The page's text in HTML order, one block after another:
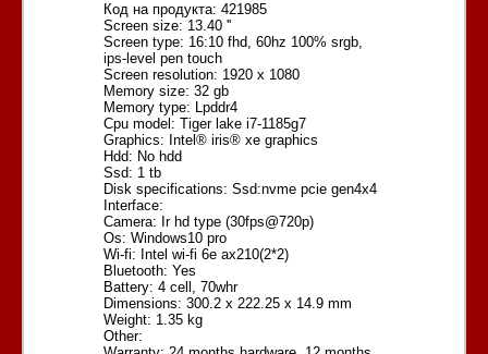
Код на продукта: 421985
Screen size: 13.40 ''
Screen type: 16:10 fhd, 60hz 100% srgb,
ips-level pen touch
Screen resolution: 1920 x 1080
Memory size: 32 gb
Memory type: Lpddr4
Cpu model: Tiger lake i7-1185g7
Graphics: Intel® iris® xe graphics
Hdd: No hdd
Ssd: 1 tb
Disk specifications: Ssd:nvme pcie gen4x4
Interface:
Camera: Ir hd type (30fps@720p)
Os: Windows10 pro
Wi-fi: Intel wi-fi 6e ax210(2*2)
Bluetooth: Yes
Battery: 4 cell, 70whr
Dimensions: 300.2 x 222.25 x 14.9 mm
Weight: 1.35 kg
Other: